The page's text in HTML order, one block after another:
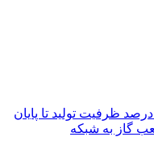
خیز پارس جنوبی برای احیای ۶۰ درصد ظرفیت تولید تا پایان